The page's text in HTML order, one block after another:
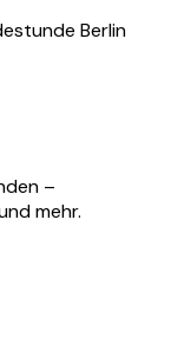
Berlin
–
mehr.